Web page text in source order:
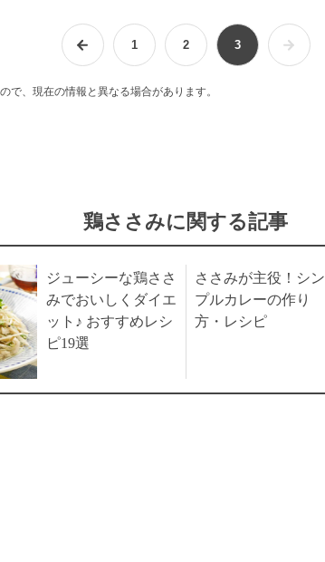
1 2 3
で、現在の情報と異なる場合があります。
鶏ささみに関する記事
ジューシーな鶏ささ
みでおいしくダイエ
ット♪ おすすめレシ
ピ19選
ささみが主役！シン
プルカレーの作り
方・レシピ